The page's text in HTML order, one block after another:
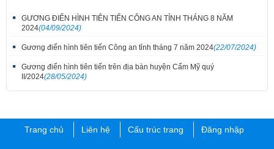
GƯƠNG ĐIỂN HÌNH TIÊN TIẾN CÔNG AN TỈNH THÁNG 8 NĂM
2024(04/09/2024)
Gương điển hình tiên tiến Công an tỉnh tháng 7 năm 2024(22/07/2024)
Gương điển hình tiên tiến trên địa bàn huyện Cẩm Mỹ quý
II/2024(28/05/2024)
Trang chủ Liên hệ Cấu trúc trang Đăng nhập